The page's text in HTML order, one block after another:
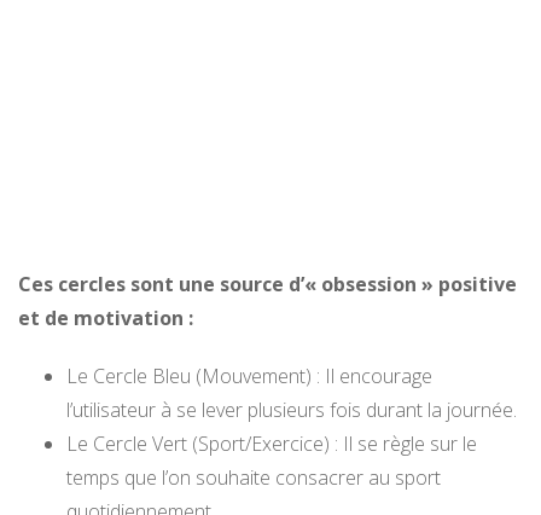
Ces cercles sont une source d’« obsession » positive
et de motivation :
Le Cercle Bleu (Mouvement) : Il encourage
l’utilisateur à se lever plusieurs fois durant la journée.
Le Cercle Vert (Sport/Exercice) : Il se règle sur le
temps que l’on souhaite consacrer au sport